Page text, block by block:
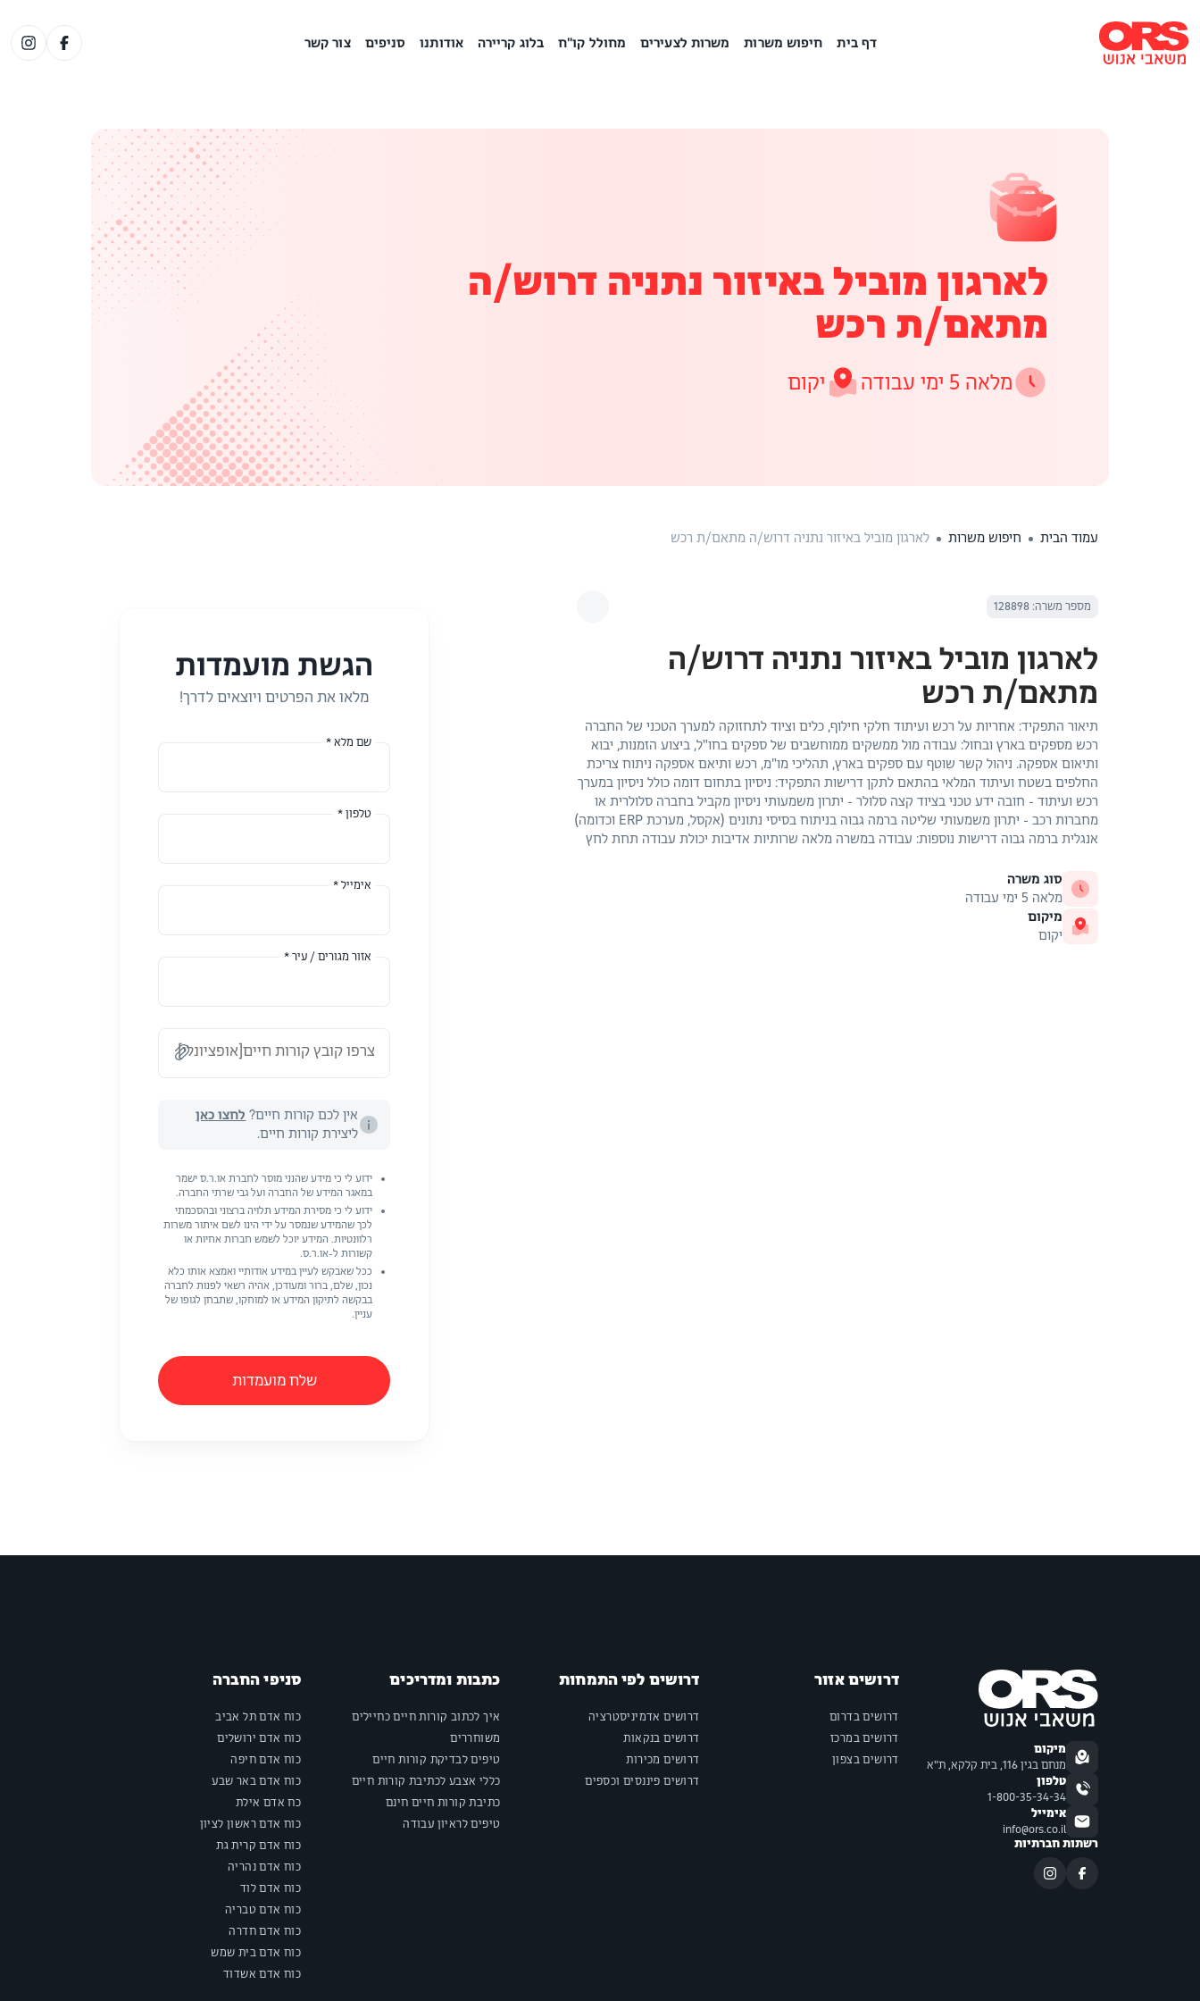
דף בית חיפוש משרות משרות לצעירים מחולל קו"ח בלוג קריירה אודותנו סניפים צור קשר
לארגון מוביל באיזור נתניה דרוש/ה
מתאם/ת רכש
מלאה 5 ימי עבודה יקום
עמוד הבית חיפוש משרות לארגון מוביל באיזור נתניה דרוש/ה מתאם/ת רכש
מספר משרה: 128898
לארגון מוביל באיזור נתניה דרוש/ה
מתאם/ת רכש
תיאור התפקיד: אחריות על רכש ועיתוד חלקי חילוף, כלים וציוד לתחזוקה למערך הטכני של החברה
רכש מספקים בארץ ובחול: עבודה מול ממשקים ממוחשבים של ספקים בחו"ל, ביצוע הזמנות, יבוא
ותיאום אספקה. ניהול קשר שוטף עם ספקים בארץ, תהליכי מו"מ, רכש ותיאם אספקה ניתוח צריכת
החלפים בשטח ועיתוד המלאי בהתאם לתקן דרישות התפקיד: ניסיון בתחום דומה כולל ניסיון במערך
רכש ועיתוד - חובה ידע טכני בציוד קצה סלולר - יתרון משמעותי ניסיון מקביל בחברה סלולרית או
מחברות רכב - יתרון משמעותי שליטה ברמה גבוה בניתוח בסיסי נתונים (אקסל, מערכת ERP וכדומה)
אנגלית ברמה גבוה דרישות נוספות: עבודה במשרה מלאה שרותיות אדיבות יכולת עבודה תחת לחץ
סוג משרה
מלאה 5 ימי עבודה
מיקום
יקום
הגשת מועמדות
מלאו את הפרטים ויוצאים לדרך!
שם מלא *
טלפון *
אימייל *
אזור מגורים / עיר *
צרפו קובץ קורות חיים[אופציונלי]
אין לכם קורות חיים? לחצו כאן
ליצירת קורות חיים.
ידוע לי כי מידע שהנני מוסר לחברת או.ר.ס ישמר
במאגר המידע של החברה ועל גבי שרתי החברה.
ידוע לי כי מסירת המידע תלויה ברצוני ובהסכמתי
לכך שהמידע שנמסר על ידי הינו לשם איתור משרות
רלוונטיות. המידע יוכל לשמש חברות אחיות או
קשורות ל-או.ר.ס.
ככל שאבקש לעיין במידע אודותיי ואמצא אותו כלא
נכון, שלם, ברור ומעודכן, אהיה רשאי לפנות לחברה
בבקשה לתיקון המידע או למוחקו, שתבחן לגופו של
עניין.
שלח מועמדות
מיקום
מנחם בגין 116, בית קלקא, ת"א
טלפון
1-800-35-34-34
אימייל
info@ors.co.il
רשתות חברתיות
דרושים אזור
דרושים בדרום
דרושים במרכז
דרושים בצפון
דרושים לפי התמחות
דרושים אדמיניסטרציה
דרושים בנקאות
דרושים מכירות
דרושים פיננסים וכספים
כתבות ומדריכים
איך לכתוב קורות חיים כחיילים
משוחררים
טיפים לבדיקת קורות חיים
כללי אצבע לכתיבת קורות חיים
כתיבת קורות חיים חינם
טיפים לראיון עבודה
סניפי החברה
כוח אדם תל אביב
כוח אדם ירושלים
כוח אדם חיפה
כוח אדם באר שבע
כח אדם אילת
כוח אדם ראשון לציון
כוח אדם קרית גת
כוח אדם נהריה
כוח אדם לוד
כוח אדם טבריה
כוח אדם חדרה
כוח אדם בית שמש
כוח אדם אשדוד